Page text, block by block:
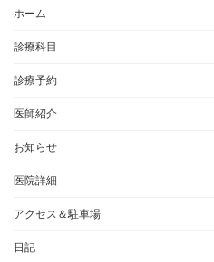
ホーム
診療科目
診療予約
医師紹介
お知らせ
医院詳細
アクセス＆駐車場
日記